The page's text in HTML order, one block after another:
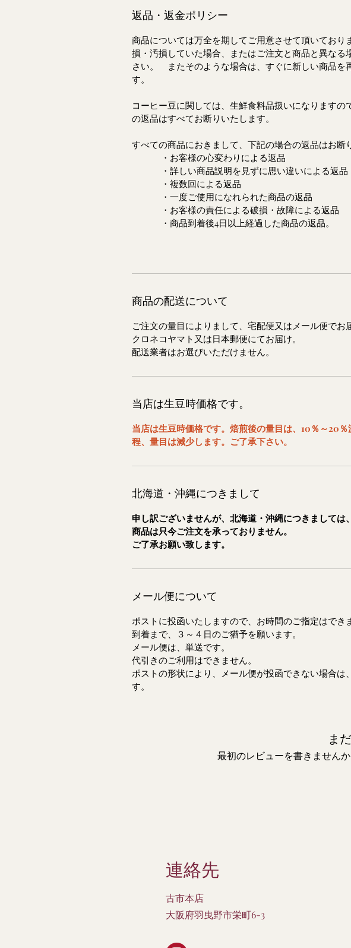
返品・返金ポリシー
商品については万全を期してご用意させて頂いて
損・汚損していた場合、またはご注文と商品と異なる
さい。 またそのような場合は、すぐに新しい商品を
す。
コーヒー豆に関しては、生鮮食料品扱いになりますの
の返品はすべてお断りいたします。
すべての商品におきまして、下記の場合の返品はお断
・お客様の心変わりによる返品
・詳しい商品説明を見ずに思い違いによる返品
・複数回による返品
・一度ご使用になれられた商品の返品
・お客様の責任による破損・故障による返品
・商品到着後4日以上経過した商品の返品。
商品の配送について
ご注文の量目によりまして、宅配便又はメール便でお
クロネコヤマト又は日本郵便にてお届け。
配送業者はお選びいただけません。
当店は生豆時価格です。
当店は生豆時価格です。焙煎後の量目は、10％～20
程、量目は減少します。ご了承下さい。
北海道・沖縄につきまして
申し訳ございませんが、北海道・沖縄につきましては
商品は只今ご注文を承っておりません。
ご了承お願い致します。
メール便について
ポストに投函いたしますので、お時間のご指定はでき
到着まで、３～４日のご猶予を願います。
メール便は、単送です。
代引きのご利用はできません。
ポストの形状により、メール便が投函できない場合は
す。
ま
最初のレビューを書きません
連絡先
古市本店
大阪府羽曳野市栄町6-3